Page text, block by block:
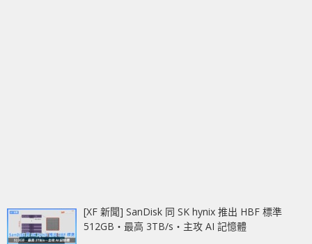
[XF 新聞] SanDisk 同 SK hynix 推出 HBF 標準
512GB‧最高 3TB/s‧主攻 AI 記憶體